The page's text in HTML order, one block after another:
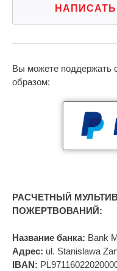
Вы можете поддержать
образом:
РАСЧЕТНЫЙ
ПОЖЕРТВОВАНИЙ:
Название банка: Bank
Адрес: ul. Stanislawa
IBAN: